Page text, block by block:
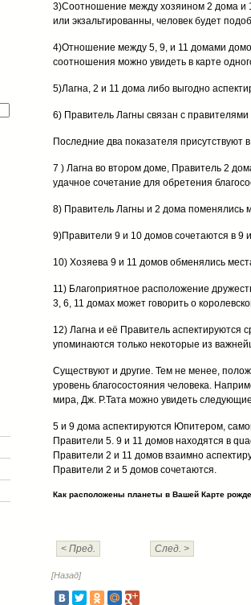
3)Соотношение между хозяином 2 дома и
или экзальтированны, человек будет
4)Отношение между 5, 9, и 11 домами
соотношения можно увидеть в карте
5)Лагна, 2 и 11 дома либо выгодно
6) Правитель Лагны связан с
Последние два показателя присутствуют
7 ) Лагна во втором доме, Правитель 2
удачное сочетание для обретения
8) Правитель Лагны и 2 дома поменялись
9)Правители 9 и 10 домов сочетаются в 9
10) Хозяева 9 и 11 домов обменялись
11) Благоприятное расположение
3, 6, 11 домах может говорить о
12) Лагна и её Правитель аспектируются
упоминаются только некоторые из
Существуют и другие. Тем не менее,
уровень благосостояния человека.
мира, Дж. Р.Тата можно увидеть
5 и 9 дома аспектируются Юпитером,
Правители 5. 9 и 11 домов находятся в
Правители 2 и 11 домов взаимно
Правители 2 и 5 домов сочетаются.
Как расположены планеты в Вашей Карте
< Пред. След. >
[Назад]